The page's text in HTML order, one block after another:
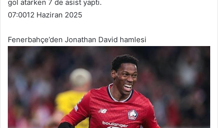
gol atarken 7 de asist yaptı.
07:0012 Haziran 2025
Fenerbahçe’den Jonathan David hamlesi